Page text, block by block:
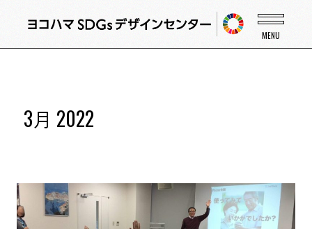
3月 2022